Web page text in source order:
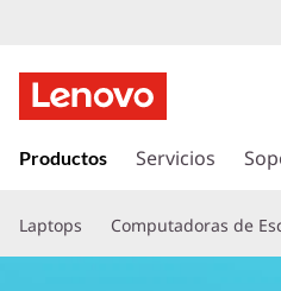
r
c
o
Productos Servicios
Laptops Computadoras de